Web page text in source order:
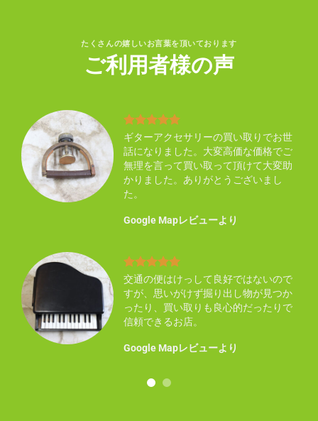
たくさんの嬉しいお言葉を頂いております
ご利用者様の声
ギターアクセサリーの買い取りでお世
話になりました。大変高価な価格でご
無理を言って買い取って頂けて大変助
かりました。ありがとうございまし
た。
Google Mapレビューより
交通の便はけっして良好ではないので
すが、思いがけず掘り出し物が見つか
ったり、買い取りも良心的だったりで
信頼できるお店。
Google Mapレビューより